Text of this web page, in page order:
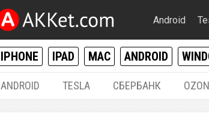
Android
IPHONE IPAD MAC ANDROID
ANDROID TESLA СБЕРБАНК OZON